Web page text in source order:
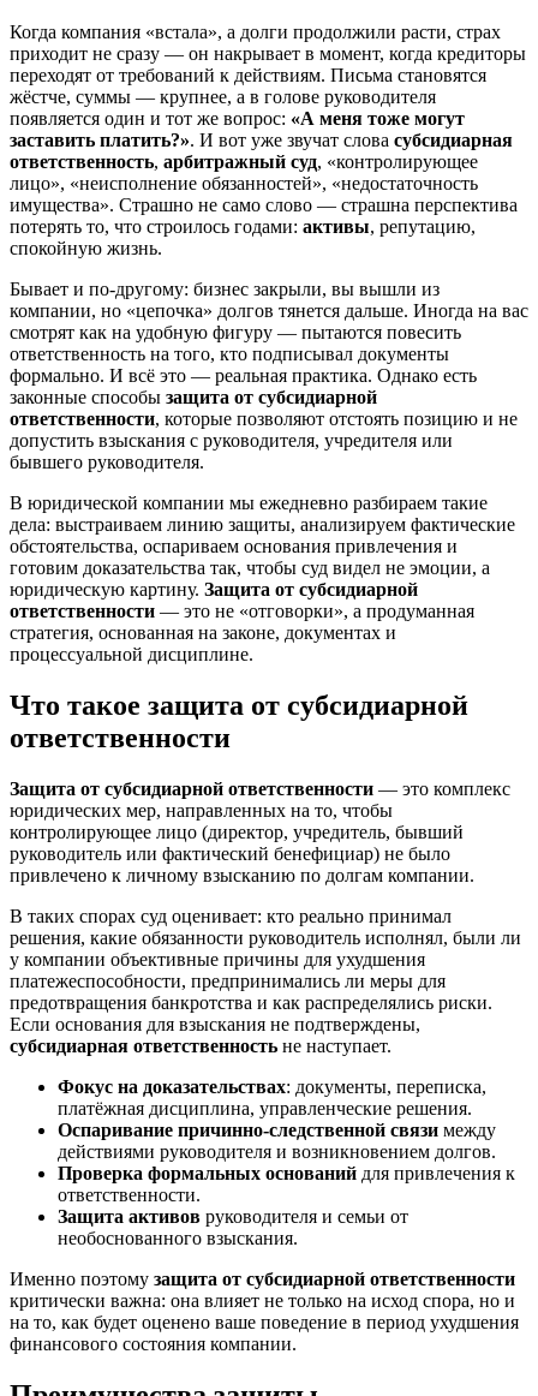
Когда компания «встала», а долги продолжили расти, страх
приходит не сразу — он накрывает в момент, когда кредиторы
переходят от требований к действиям. Письма становятся
жёстче, суммы — крупнее, а в голове руководителя
появляется один и тот же вопрос: «А меня тоже могут
заставить платить?». И вот уже звучат слова субсидиарная
ответственность, арбитражный суд, «контролирующее
лицо», «неисполнение обязанностей», «недостаточность
имущества». Страшно не само слово — страшна перспектива
потерять то, что строилось годами: активы, репутацию,
спокойную жизнь.
Бывает и по-другому: бизнес закрыли, вы вышли из
компании, но «цепочка» долгов тянется дальше. Иногда на вас
смотрят как на удобную фигуру — пытаются повесить
ответственность на того, кто подписывал документы
формально. И всё это — реальная практика. Однако есть
законные способы защита от субсидиарной
ответственности, которые позволяют отстоять позицию и не
допустить взыскания с руководителя, учредителя или
бывшего руководителя.
В юридической компании мы ежедневно разбираем такие
дела: выстраиваем линию защиты, анализируем фактические
обстоятельства, оспариваем основания привлечения и
готовим доказательства так, чтобы суд видел не эмоции, а
юридическую картину. Защита от субсидиарной
ответственности — это не «отговорки», а продуманная
стратегия, основанная на законе, документах и
процессуальной дисциплине.
Что такое защита от субсидиарной
ответственности
Защита от субсидиарной ответственности — это комплекс
юридических мер, направленных на то, чтобы
контролирующее лицо (директор, учредитель, бывший
руководитель или фактический бенефициар) не было
привлечено к личному взысканию по долгам компании.
В таких спорах суд оценивает: кто реально принимал
решения, какие обязанности руководитель исполнял, были ли
у компании объективные причины для ухудшения
платежеспособности, предпринимались ли меры для
предотвращения банкротства и как распределялись риски.
Если основания для взыскания не подтверждены,
субсидиарная ответственность не наступает.
Фокус на доказательствах: документы, переписка,
платёжная дисциплина, управленческие решения.
Оспаривание причинно-следственной связи между
действиями руководителя и возникновением долгов.
Проверка формальных оснований для привлечения к
ответственности.
Защита активов руководителя и семьи от
необоснованного взыскания.
Именно поэтому защита от субсидиарной ответственности
критически важна: она влияет не только на исход спора, но и
на то, как будет оценено ваше поведение в период ухудшения
финансового состояния компании.